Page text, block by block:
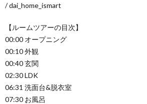
/ dai_home_ismart
【ルームツアーの目次】
00:00 オープニング
00:10 外観
00:40 玄関
02:30 LDK
06:31 洗面台&脱衣室
07:30 お風呂